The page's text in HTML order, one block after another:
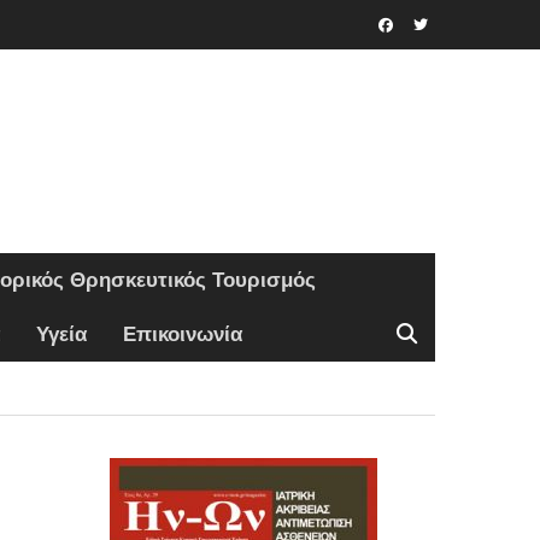
Θρησκευτικός Τουρισμός
Υγεία Επικοινωνία